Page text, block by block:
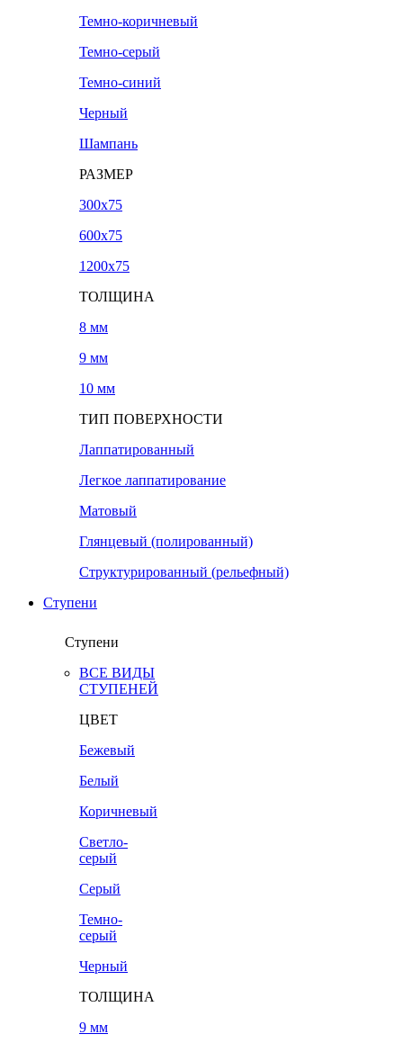
Темно-коричневый
Темно-серый
Темно-синий
Черный
Шампань
РАЗМЕР
300х75
600х75
1200х75
ТОЛЩИНА
8 мм
9 мм
10 мм
ТИП ПОВЕРХНОСТИ
Лаппатированный
Легкое лаппатирование
Матовый
Глянцевый (полированный)
Структурированный (рельефный)
Ступени
Ступени
ВСЕ ВИДЫ
СТУПЕНЕЙ
ЦВЕТ
Бежевый
Белый
Коричневый
Светло-
серый
Серый
Темно-
серый
Черный
ТОЛЩИНА
9 мм